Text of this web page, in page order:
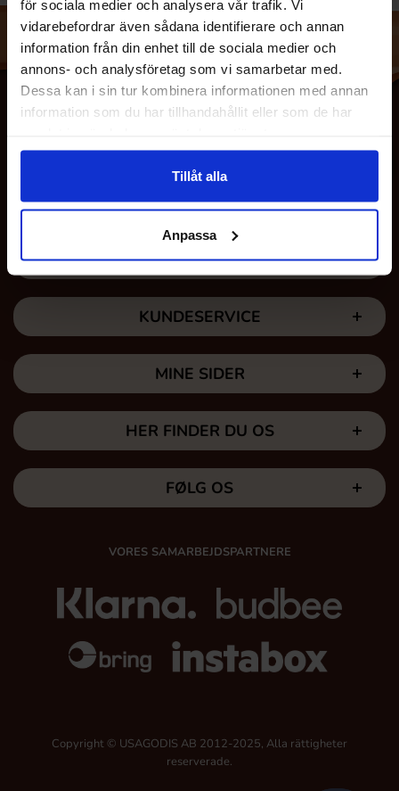
för sociala medier och analysera vår trafik. Vi
vidarebefordrar även sådana identifierare och annan
information från din enhet till de sociala medier och
annons- och analysföretag som vi samarbetar med.
Dessa kan i sin tur kombinera informationen med annan
information som du har tillhandahållit eller som de har
Tillåt alla
Anpassa
OM OS
KUNDESERVICE
MINE SIDER
HER FINDER DU OS
FØLG OS
VORES SAMARBEJDSPARTNERE
Copyright © USAGODIS AB 2012-2025, Alla rättigheter
reserverade.